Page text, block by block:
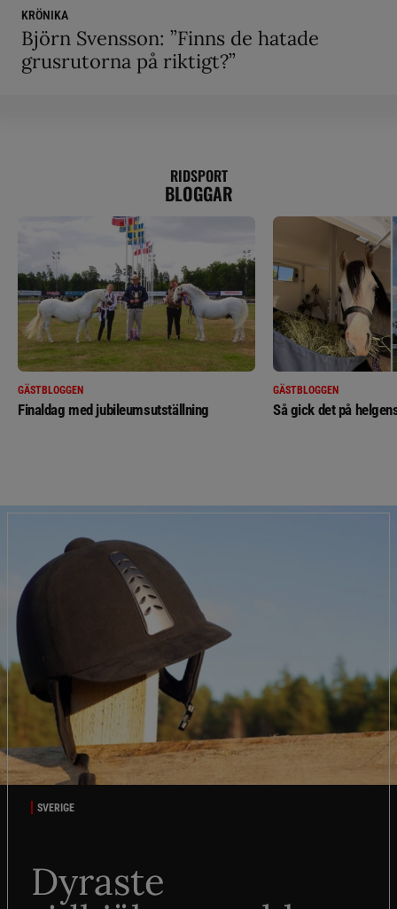
KRÖNIKA
Björn Svensson: ”Finns de hatade
grusrutorna på riktigt?”
RIDSPORT
BLOGGAR
GÄSTBLOGGEN
Finaldag med jubileumsutställning
GÄSTBLOGGEN
Så gick det på
SVERIGE
Dyraste